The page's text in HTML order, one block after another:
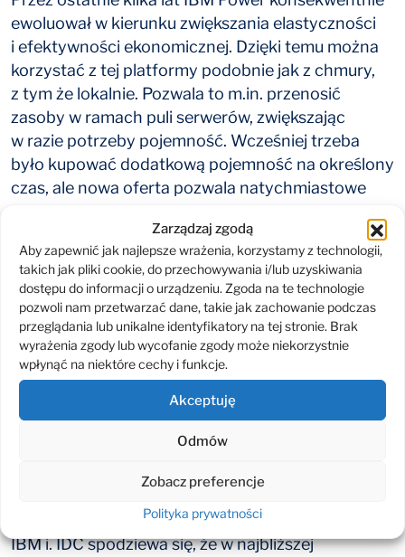
Zarządzaj zgodą
Aby zapewnić jak najlepsze wrażenia, korzystamy z technologii,
takich jak pliki cookie, do przechowywania i/lub uzyskiwania
dostępu do informacji o urządzeniu. Zgoda na te technologie
pozwoli nam przetwarzać dane, takie jak zachowanie podczas
przeglądania lub unikalne identyfikatory na tej stronie. Brak
wyrażenia zgody lub wycofanie zgody może niekorzystnie
wpłynąć na niektóre cechy i funkcje.
Akceptuję
Odmów
Zobacz preferencje
Polityka prywatności
ewoluował w kierunku zwiększania elastyczności
i efektywności ekonomicznej. Dzięki temu można
korzystać z tej platformy podobnie jak z chmury,
z tym że lokalnie. Pozwala to m.in. przenosić
zasoby w ramach puli serwerów, zwiększając
w razie potrzeby pojemność. Wcześniej trzeba
było kupować dodatkową pojemność na określony
czas, ale nowa oferta pozwala natychmiastowe
Opcje cenowe IBM oparte na zużyciu
nie są jeszcze modelem pełnej subskrypcji. Istnieją
koszty początkowe, jednak można wybrać
najniższe konfiguracje płacąc jedynie za faktycznie
używaną moc obliczeniową. Zarządzanie zużyciem
odbywa się za pomocą oprogramowania
składającego się z konsoli zarządzania chmurą,
która pozwala kontrolować zmiany z minuty
na minutę i konfigurować limity tak,
niedawno ofertę pełnej subskrypcji dla systemu
IBM i. IDC spodziewa się, że w najbliższej